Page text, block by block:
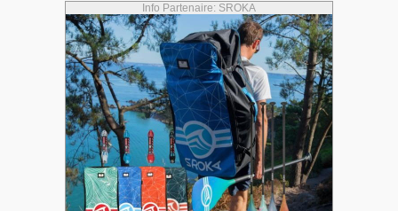
Info Partenaire: SROKA